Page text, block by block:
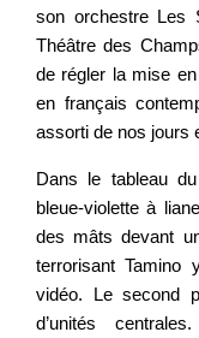
son orchestre Les
Théâtre des Ch
de régler la mise
en français
assorti de nos jours
Dans le tableau
bleue-violette à
des mâts devant
terrorisant Tamino
vidéo. Le second
d’unités